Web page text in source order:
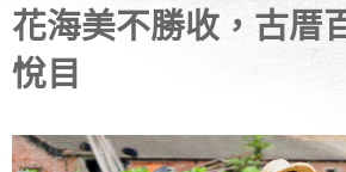
花海美不勝收，古厝
悅目